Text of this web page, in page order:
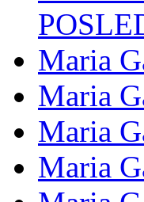
Maria
Maria
Maria
Maria